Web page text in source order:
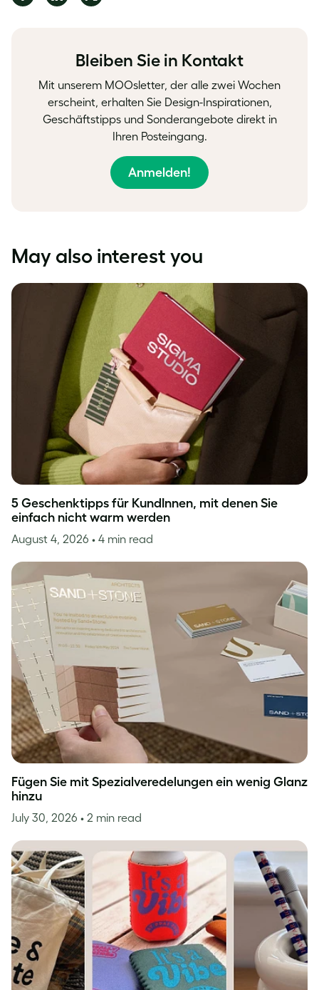
on
on
on
Bleiben Sie in Kontakt
Mit unserem MOOsletter, der alle zwei Wochen
erscheint, erhalten Sie Design-Inspirationen,
Geschäftstipps und Sonderangebote direkt in
Ihren Posteingang.
Anmelden!
May also interest you
5 Geschenktipps für KundInnen, mit denen Sie
einfach nicht warm werden
August 4, 2026 • 4 min read
Fügen Sie mit Spezialveredelungen ein wenig Glanz
hinzu
July 30, 2026 • 2 min read